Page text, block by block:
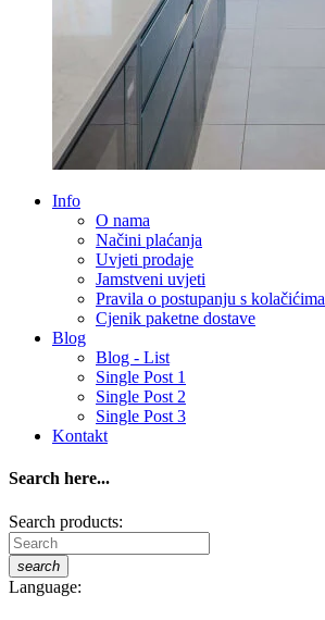
Info
O nama
Načini plaćanja
Uvjeti prodaje
Jamstveni uvjeti
Pravila o postupanju s kolačićima
Cjenik paketne dostave
Blog
Blog - List
Single Post 1
Single Post 2
Single Post 3
Kontakt
Search here...
Search products:
search
Language: